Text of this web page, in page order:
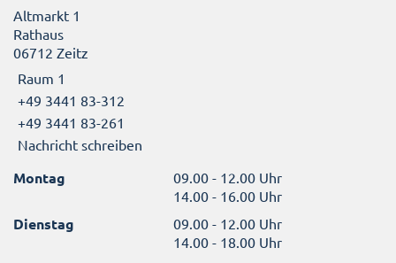
Altmarkt 1
Rathaus
06712 Zeitz
Raum 1
+49 3441 83-312
+49 3441 83-261
Nachricht schreiben
Montag
09.00 - 12.00 Uhr
14.00 - 16.00 Uhr
Dienstag
09.00 - 12.00 Uhr
14.00 - 18.00 Uhr